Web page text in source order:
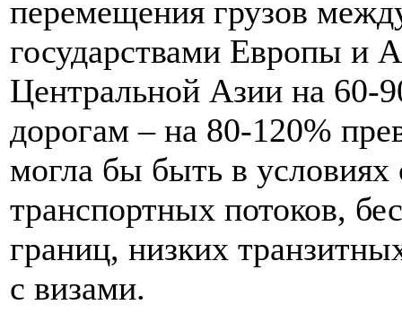
перемещения грузов
государствами Европы и
Центральной Азии на 60-
дорогам – на 80-120%
могла бы быть в условиях
транспортных потоков,
границ, низких
с визами.